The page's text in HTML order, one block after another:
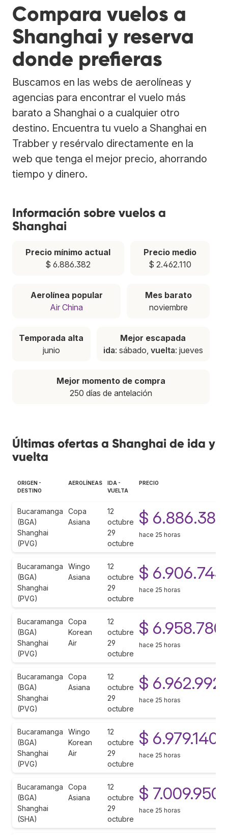
Compara vuelos a
Shanghai y reserva
donde prefieras
Buscamos en las webs de aerolíneas y
agencias para encontrar el vuelo más
barato a Shanghai o a cualquier otro
destino. Encuentra tu vuelo a Shanghai en
Trabber y resérvalo directamente en la
web que tenga el mejor precio, ahorrando
tiempo y dinero.
Información sobre vuelos a
Shanghai
Precio mínimo actual
$ 6.886.382
Precio medio
$ 2.462.110
Aerolínea popular
Air China
Mes barato
noviembre
Temporada alta
junio
Mejor escapada
ida: sábado, vuelta: jueves
Mejor momento de compra
250 días de antelación
Últimas ofertas a Shanghai de ida y
vuelta
ORIGEN -
DESTINO
AEROLÍNEAS
IDA -
VUELTA
PRECIO
Bucaramanga
(BGA)
Shanghai
(PVG)
Copa
Asiana
12
octubre
29
octubre
$ 6.886.382
hace 25 horas
Bucaramanga
(BGA)
Shanghai
(PVG)
Wingo
Asiana
12
octubre
29
octubre
$ 6.906.743
hace 25 horas
Bucaramanga
(BGA)
Shanghai
(PVG)
Copa
Korean
Air
12
octubre
29
octubre
$ 6.958.780
hace 25 horas
Bucaramanga
(BGA)
Shanghai
(PVG)
Copa
Asiana
12
octubre
29
octubre
$ 6.962.992
hace 25 horas
Bucaramanga
(BGA)
Shanghai
(PVG)
Wingo
Korean
Air
12
octubre
29
octubre
$ 6.979.140
hace 25 horas
Bucaramanga
(BGA)
Shanghai
(SHA)
Copa
Asiana
12
octubre
29
octubre
$ 7.009.950
hace 25 horas